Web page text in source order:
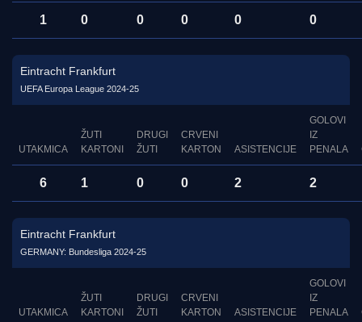
1 0 0 0 0 0
Eintracht Frankfurt
UEFA Europa League 2024-25
UTAKMICA
ŽUTI
KARTONI
DRUGI
ŽUTI
CRVENI
KARTON
ASISTENCIJE
GOLOVI
IZ
PENALA
6 1 0 0 2 2
Eintracht Frankfurt
GERMANY: Bundesliga 2024-25
UTAKMICA
ŽUTI
KARTONI
DRUGI
ŽUTI
CRVENI
KARTON
ASISTENCIJE
GOLOVI
IZ
PENALA